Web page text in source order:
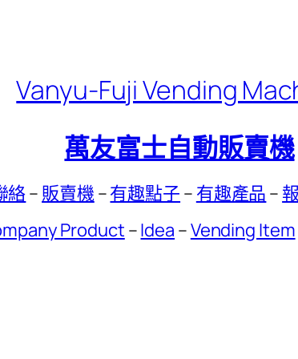
Vanyu-Fuji Vending
萬友富士自動販賣機
絡– 販賣機–有趣點子 – 有趣產品 –
Product –Idea –Vending Item